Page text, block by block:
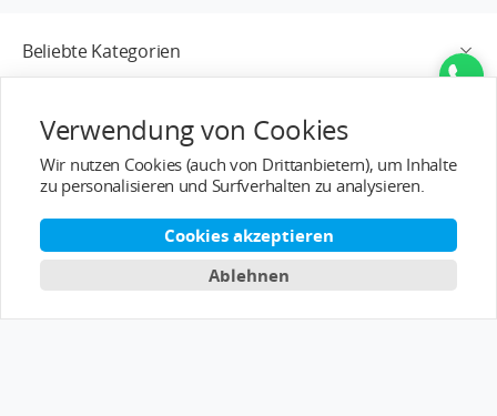
Beliebte Kategorien
Kundendienst
Über T-MOTOR
Abonnieren
Verwendung von Cookies
Wir nutzen Cookies (auch von Drittanbietern), um Inhalte
zu personalisieren und Surfverhalten zu analysieren.
Cookies akzeptieren
Ablehnen